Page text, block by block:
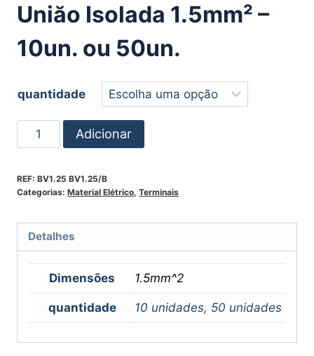
Uniăo Isolada 1.5mm² –
10un. ou 50un.
quantidade
Adicionar
REF: BV1.25 BV1.25/B
Categorias: Material Elétrico, Terminais
Detalhes
Dimensões 1.5mm^2
quantidade 10 unidades, 50 unidades